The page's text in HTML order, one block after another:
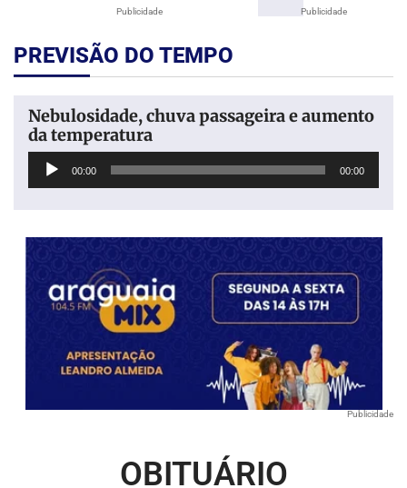
Publicidade Publicidade
PREVISÃO DO TEMPO
Nebulosidade, chuva passageira e aumento
da temperatura
Tocador
00:00 00:00
Publicidade
OBITUÁRIO